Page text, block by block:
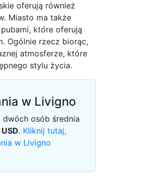
oferują również
Miasto ma także
które oferują
Ogólnie rzecz biorąc,
atmosferze, które
stylu życia.
w Livigno
osób średnia
USD. Kliknij tutaj,
w Livigno